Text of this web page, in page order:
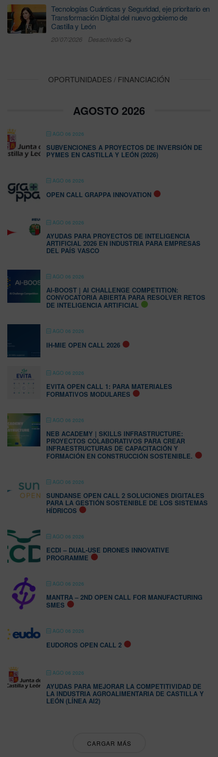
Tecnologías Cuánticas y Seguridad, eje prioritario en
Transformación Digital del nuevo gobierno de
Castilla y León
20/07/2026 Desactivado
OPORTUNIDADES / FINANCIACIÓN
AGOSTO 2026
AGO 06 2026
SUBVENCIONES A PROYECTOS DE INVERSIÓN DE
PYMES EN CASTILLA Y LEÓN (2026)
AGO 06 2026
OPEN CALL GRAPPA INNOVATION
AGO 06 2026
AYUDAS PARA PROYECTOS DE INTELIGENCIA
ARTIFICIAL 2026 EN INDUSTRIA PARA EMPRESAS
DEL PAÍS VASCO
AGO 06 2026
AI-BOOST | AI CHALLENGE COMPETITION:
CONVOCATORIA ABIERTA PARA RESOLVER RETOS
DE INTELIGENCIA ARTIFICIAL
AGO 06 2026
IH-MIE OPEN CALL 2026
AGO 06 2026
EVITA OPEN CALL 1: PARA MATERIALES
FORMATIVOS MODULARES
AGO 06 2026
NEB ACADEMY | SKILLS INFRASTRUCTURE:
PROYECTOS COLABORATIVOS PARA CREAR
INFRAESTRUCTURAS DE CAPACITACIÓN Y
FORMACIÓN EN CONSTRUCCIÓN SOSTENIBLE.
AGO 06 2026
SUNDANSE OPEN CALL 2 SOLUCIONES DIGITALES
PARA LA GESTIÓN SOSTENIBLE DE LOS SISTEMAS
HÍDRICOS
AGO 06 2026
ECDI – DUAL-USE DRONES INNOVATIVE
PROGRAMME
AGO 06 2026
MANTRA – 2ND OPEN CALL FOR MANUFACTURING
SMES
AGO 06 2026
EUDOROS OPEN CALL 2
AGO 06 2026
AYUDAS PARA MEJORAR LA COMPETITIVIDAD DE
LA INDUSTRIA AGROALIMENTARIA DE CASTILLA Y
LEÓN (LÍNEA AI2)
CARGAR MÁS